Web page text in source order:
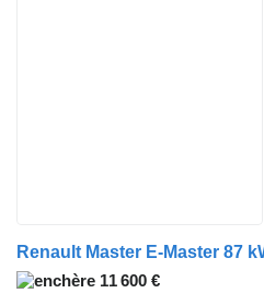
Renault Master E-Master 87
11 600 €